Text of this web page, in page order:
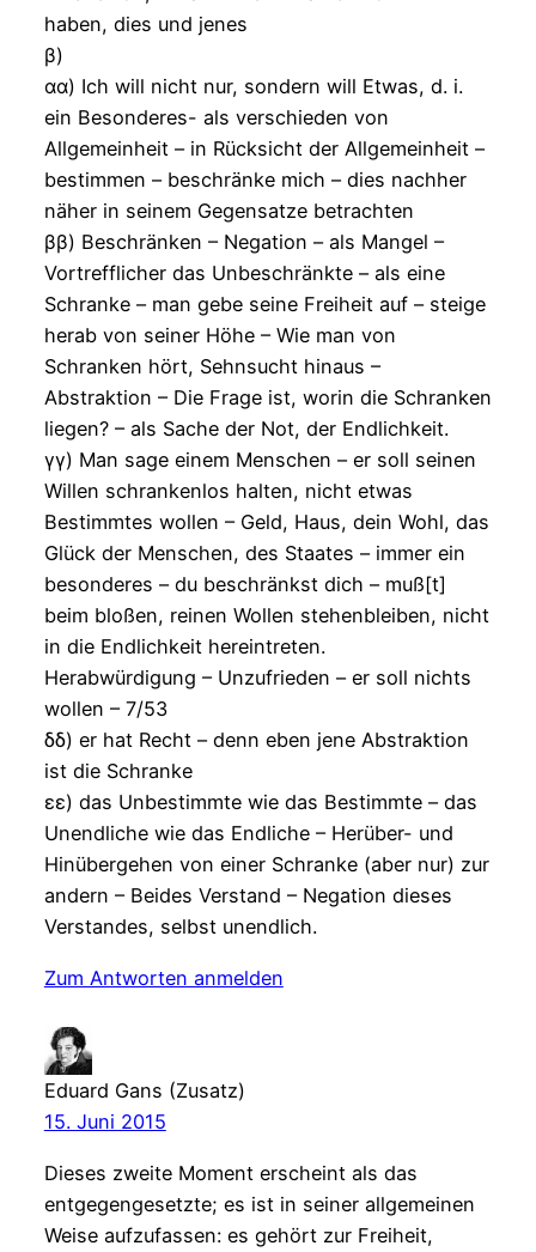
haben, dies und jenes
β)
αα) Ich will nicht nur, sondern will Etwas, d. i.
ein Besonderes- als verschieden von
Allgemeinheit – in Rücksicht der Allgemeinheit –
bestimmen – beschränke mich – dies nachher
näher in seinem Gegensatze betrachten
ββ) Beschränken – Negation – als Mangel –
Vortrefflicher das Unbeschränkte – als eine
Schranke – man gebe seine Freiheit auf – steige
herab von seiner Höhe – Wie man von
Schranken hört, Sehnsucht hinaus –
Abstraktion – Die Frage ist, worin die Schranken
liegen? – als Sache der Not, der Endlichkeit.
γγ) Man sage einem Menschen – er soll seinen
Willen schrankenlos halten, nicht etwas
Bestimmtes wollen – Geld, Haus, dein Wohl, das
Glück der Menschen, des Staates – immer ein
besonderes – du beschränkst dich – muß[t]
beim bloßen, reinen Wollen stehenbleiben, nicht
in die Endlichkeit hereintreten.
Herabwürdigung – Unzufrieden – er soll nichts
wollen – 7/53
δδ) er hat Recht – denn eben jene Abstraktion
ist die Schranke
εε) das Unbestimmte wie das Bestimmte – das
Unendliche wie das Endliche – Herüber- und
Hinübergehen von einer Schranke (aber nur) zur
andern – Beides Verstand – Negation dieses
Verstandes, selbst unendlich.
Zum Antworten anmelden
Eduard Gans (Zusatz)
15. Juni 2015
Dieses zweite Moment erscheint als das
entgegengesetzte; es ist in seiner allgemeinen
Weise aufzufassen: es gehört zur Freiheit,